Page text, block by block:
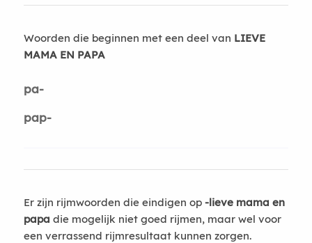
Woorden die beginnen met een deel van LIEVE
MAMA EN PAPA
pa-
pap-
Er zijn rijmwoorden die eindigen op -lieve mama en
papa die mogelijk niet goed rijmen, maar wel voor
een verrassend rijmresultaat kunnen zorgen.